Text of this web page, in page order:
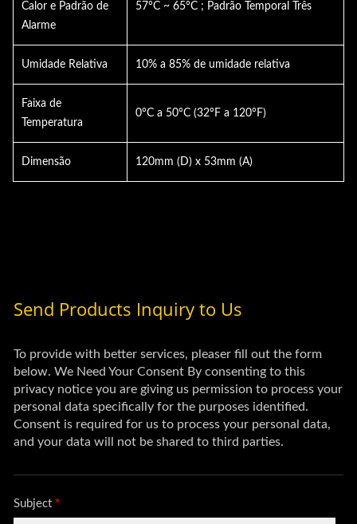
Calor e Padrão de
Alarme
57°C ~ 65°C ; Padrão Temporal Três
Umidade Relativa 10% a 85% de umidade relativa
Faixa de
Temperatura
0°C a 50°C (32°F a 120°F)
Dimensão 120mm (D) x 53mm (A)